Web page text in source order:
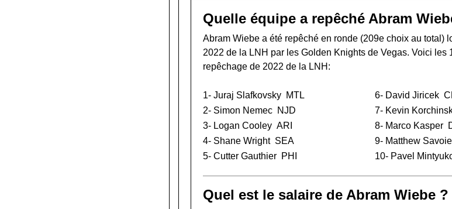
Quelle équipe a repêché Abram
Abram Wiebe a été repêché en ronde (209e choix au total)
2022 de la LNH par les Golden Knights de Vegas. Voici les
repêchage de 2022 de la LNH:
1- Juraj Slafkovsky MTL
2- Simon Nemec NJD
3- Logan Cooley ARI
4- Shane Wright SEA
5- Cutter Gauthier PHI
6- David Jiricek
7- Kevin
8- Marco Kasper
9- Matthew Savoie
10- Pavel
Quel est le salaire de Abram Wiebe ?